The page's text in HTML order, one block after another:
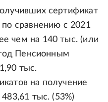
сертификат
по сравнению с 2021
чем на 140 тыс. (или
Пенсионным
тыс.
на получение
тыс. (53%)